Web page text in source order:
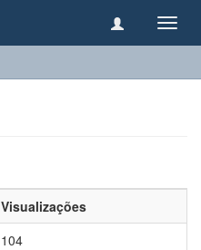
Visualizações
104